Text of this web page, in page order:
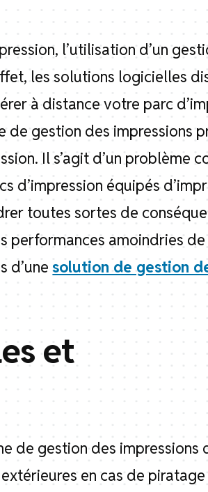
l’utilisation d’un
les solutions logicielles
à distance votre parc
gestion des impressions
Il s’agit d’un problème
d’impression équipés
toutes sortes de
performances amoindries de
d’unesolution de gestion
et
de gestion des impressions
en cas de piratage